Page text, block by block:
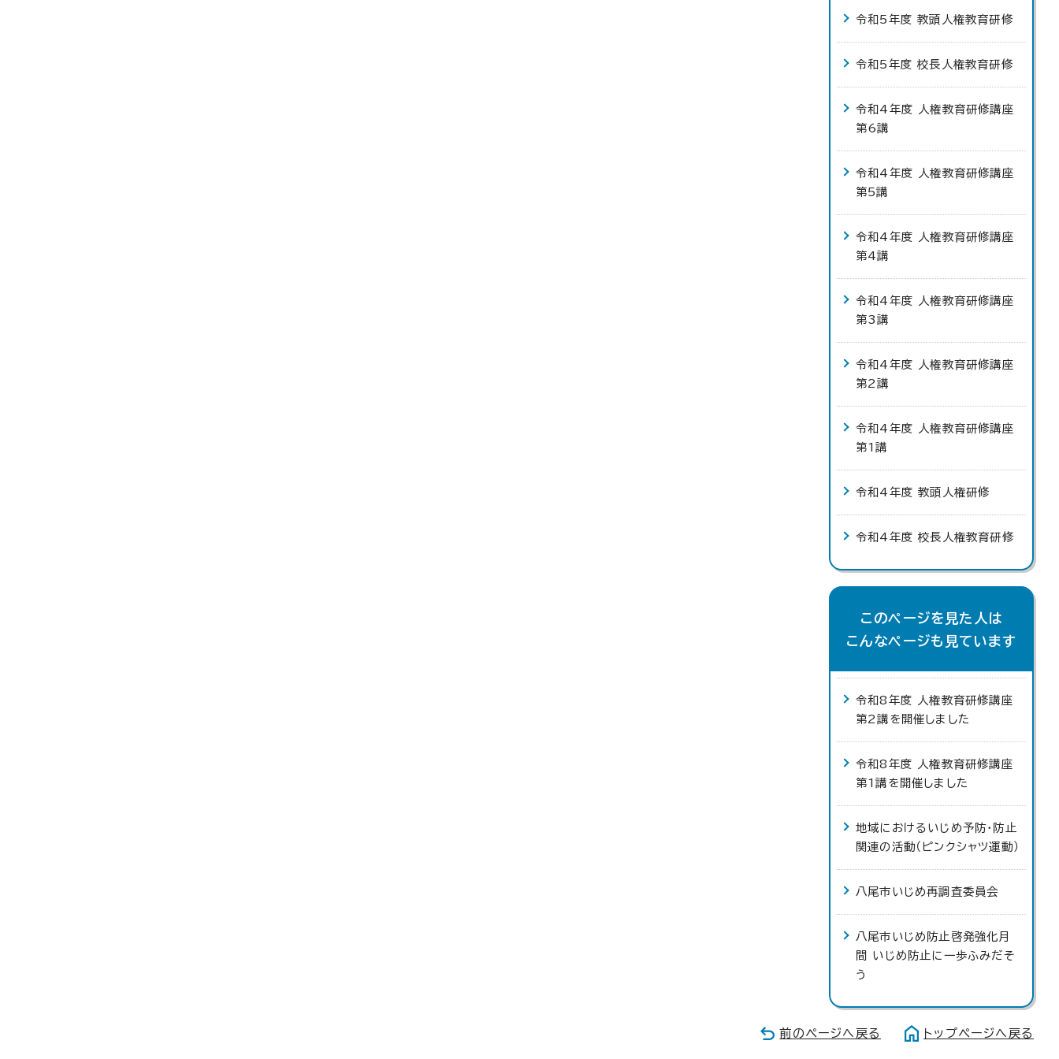
令和5年度 教頭人権教育研修
令和5年度 校長人権教育研修
令和4年度 人権教育研修講座
第6講
令和4年度 人権教育研修講座
第5講
令和4年度 人権教育研修講座
第4講
令和4年度 人権教育研修講座
第3講
令和4年度 人権教育研修講座
第2講
令和4年度 人権教育研修講座
第1講
令和4年度 教頭人権研修
令和4年度 校長人権教育研修
このページを見た人は
こんなページも見ています
令和8年度 人権教育研修講座
第2講を開催しました
令和8年度 人権教育研修講座
第1講を開催しました
地域におけるいじめ予防・防止
関連の活動（ピンクシャツ運動）
八尾市いじめ再調査委員会
八尾市いじめ防止啓発強化月
間 いじめ防止に一歩ふみだそ
う
前のページへ戻る トップページへ戻る